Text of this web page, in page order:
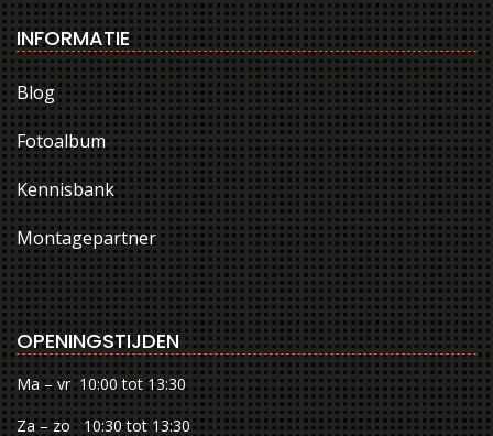
INFORMATIE
Blog
Fotoalbum
Kennisbank
Montagepartner
OPENINGSTIJDEN
Ma – vr 10:00 tot 13:30
Za – zo 10:30 tot 13:30